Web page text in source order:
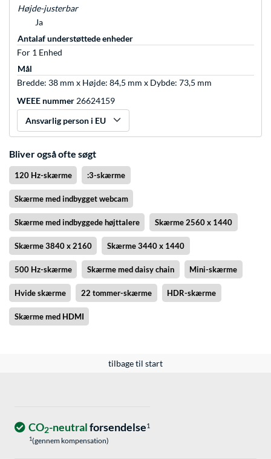
Højde-justerbar
Ja
Antalaf understøttede enheder
For 1 Enhed
Mål
Bredde: 38 mm x Højde: 84,5 mm x Dybde: 73,5 mm
WEEE nummer 26624159
Ansvarlig person i EU
Bliver også ofte søgt
120 Hz-skærme :3-skærme
Skærme med indbygget webcam
Skærme med indbyggede højttalere Skærme 2560 x 1440
Skærme 3840 x 2160 Skærme 3440 x 1440
500 Hz-skærme Skærme med daisy chain Mini-skærme
Hvide skærme 22 tommer-skærme HDR-skærme
Skærme med HDMI
tilbage til start
CO2-neutralforsendelse1
1(gennem kompensation)